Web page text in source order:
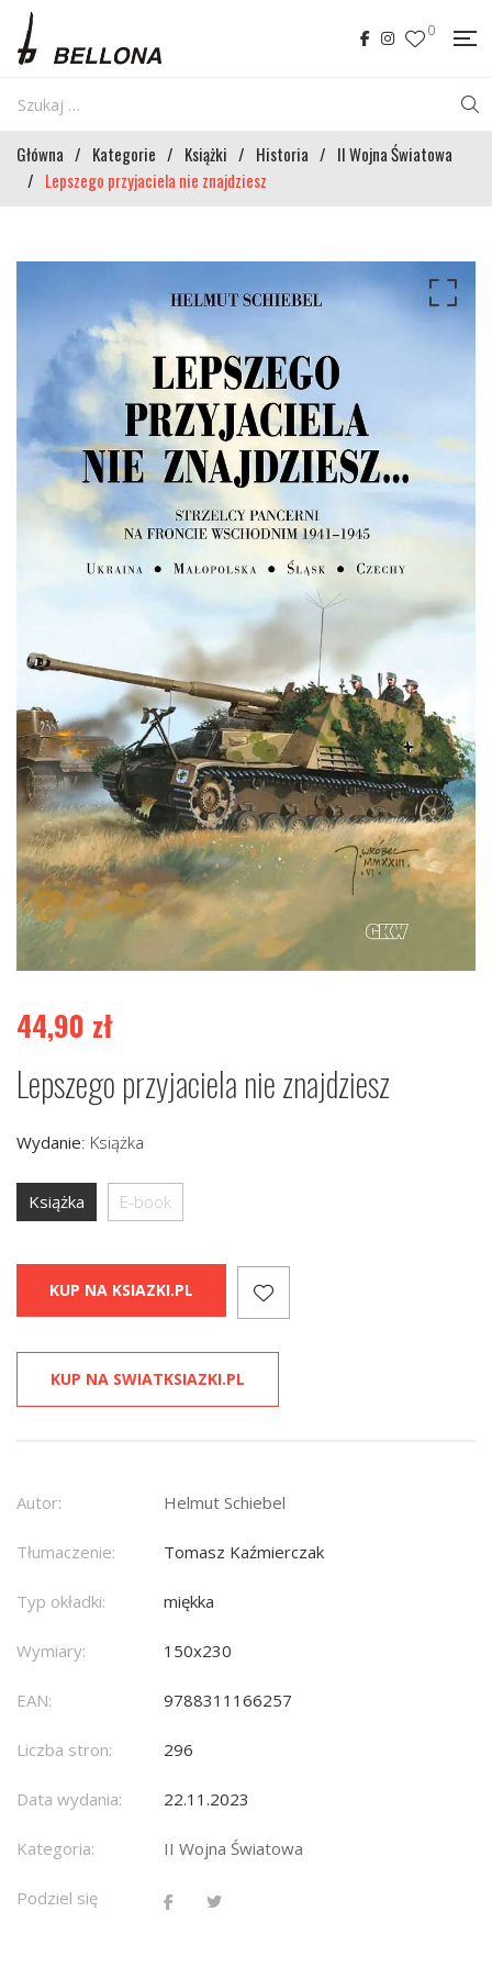
0
Główna / Kategorie / Książki / Historia / II Wojna Światowa
/ Lepszego przyjaciela nie znajdziesz
44,90 zł
Lepszego przyjaciela nie znajdziesz
Wydanie: Książka
Książka E-book
KUP NA KSIAZKI.PL
KUP NA SWIATKSIAZKI.PL
Autor: Helmut Schiebel
Tłumaczenie: Tomasz Kaź­mier­czak
Typ okładki: miękka
Wymiary: 150x230
EAN: 9788311166257
Liczba stron: 296
Data wydania: 22.11.2023
Kategoria: II Wojna Światowa
Podziel się